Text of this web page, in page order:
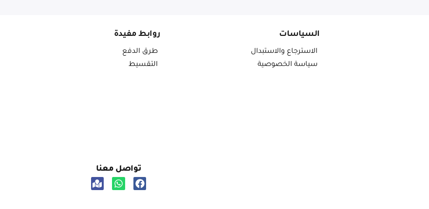
السياسات
الاسترجاع والاستبدال
سياسة الخصوصية
روابط مفيدة
طرق الدفع
التقسيط
تواصل معنا